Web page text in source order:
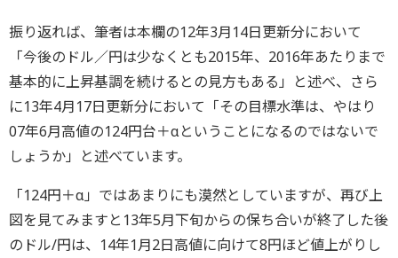
振り返れば、筆者は本欄の12年3月14日更新分において
「今後のドル／円は少なくとも2015年、2016年あたりまで
基本的に上昇基調を続けるとの見方もある」と述べ、さら
に13年4月17日更新分において「その目標水準は、やはり
07年6月高値の124円台＋αということになるのではないで
しょうか」と述べています。
「124円＋α」ではあまりにも漠然としていますが、再び上
図を見てみますと13年5月下旬からの保ち合いが終了した後
のドル/円は、14年1月2日高値に向けて8円ほど値上がりし